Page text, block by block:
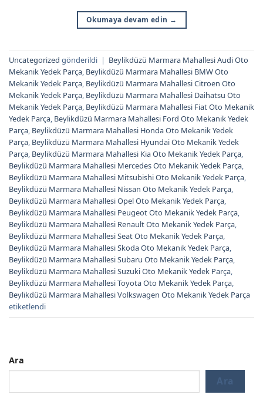
Okumaya devam edin →
Uncategorized gönderildi | Beylikdüzü Marmara Mahallesi Audi Oto
Mekanik Yedek Parça, Beylikdüzü Marmara Mahallesi BMW Oto
Mekanik Yedek Parça, Beylikdüzü Marmara Mahallesi Citroen Oto
Mekanik Yedek Parça, Beylikdüzü Marmara Mahallesi Daihatsu Oto
Mekanik Yedek Parça, Beylikdüzü Marmara Mahallesi Fiat Oto Mekanik
Yedek Parça, Beylikdüzü Marmara Mahallesi Ford Oto Mekanik Yedek
Parça, Beylikdüzü Marmara Mahallesi Honda Oto Mekanik Yedek
Parça, Beylikdüzü Marmara Mahallesi Hyundai Oto Mekanik Yedek
Parça, Beylikdüzü Marmara Mahallesi Kia Oto Mekanik Yedek Parça,
Beylikdüzü Marmara Mahallesi Mercedes Oto Mekanik Yedek Parça,
Beylikdüzü Marmara Mahallesi Mitsubishi Oto Mekanik Yedek Parça,
Beylikdüzü Marmara Mahallesi Nissan Oto Mekanik Yedek Parça,
Beylikdüzü Marmara Mahallesi Opel Oto Mekanik Yedek Parça,
Beylikdüzü Marmara Mahallesi Peugeot Oto Mekanik Yedek Parça,
Beylikdüzü Marmara Mahallesi Renault Oto Mekanik Yedek Parça,
Beylikdüzü Marmara Mahallesi Seat Oto Mekanik Yedek Parça,
Beylikdüzü Marmara Mahallesi Skoda Oto Mekanik Yedek Parça,
Beylikdüzü Marmara Mahallesi Subaru Oto Mekanik Yedek Parça,
Beylikdüzü Marmara Mahallesi Suzuki Oto Mekanik Yedek Parça,
Beylikdüzü Marmara Mahallesi Toyota Oto Mekanik Yedek Parça,
Beylikdüzü Marmara Mahallesi Volkswagen Oto Mekanik Yedek Parça
etiketlendi
Ara
Ara